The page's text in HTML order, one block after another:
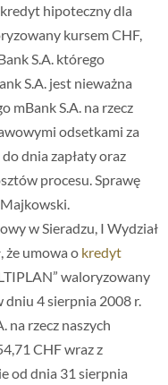
hipoteczny dla
kursem CHF,
S.A. którego
S.A. jest nieważna
mBank S.A. na rzecz
odsetkami za
dnia zapłaty oraz
procesu. Sprawę
Majkowski.
w Sieradzu, I Wydział
że umowa o kredyt
waloryzowany
dniu 4 sierpnia 2008 r.
na rzecz naszych
CHF wraz z
od dnia 31 sierpnia